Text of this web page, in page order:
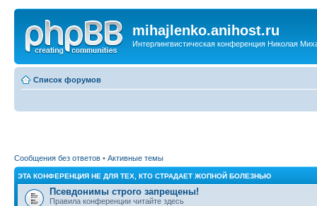
mihajlenko.anihost.ru
Интерлингвистическая конференция Николая
Список форумов
Сообщения без ответов • Активные темы
ЭТА КОНФЕРЕНЦИЯ НЕ ДЛЯ ТЕХ, КТО СТРАДАЕТ ЖОПНОЙ БОЛЕЗНЬЮ
Псевдонимы строго запрещены!
Правила конференции читайте здесь